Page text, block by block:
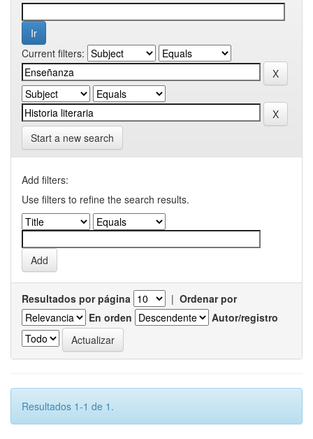
Current filters:
Start a new search
Add filters:
Use filters to refine the search results.
Resultados por página | Ordenar por
En orden
Autor/registro
Resultados 1-1 de 1.